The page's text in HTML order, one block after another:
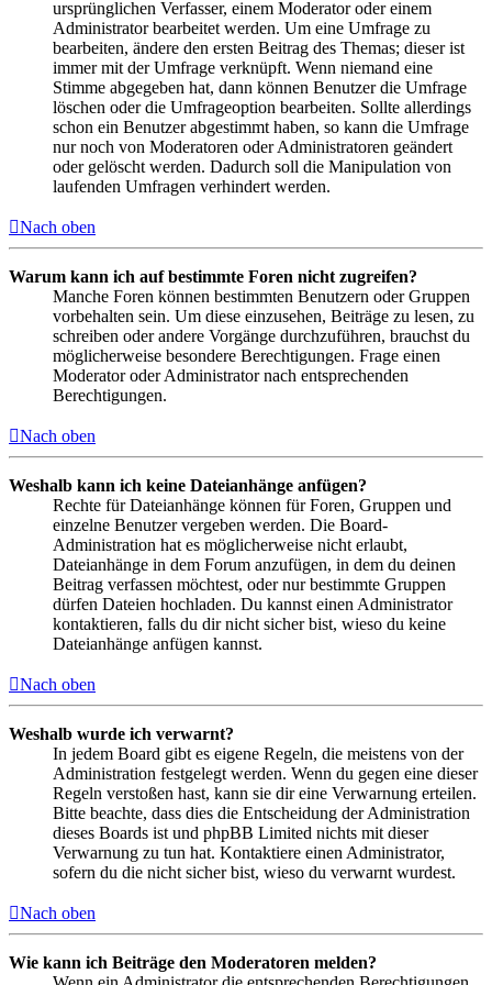
ursprünglichen Verfasser, einem Moderator oder einem
Administrator bearbeitet werden. Um eine Umfrage zu
bearbeiten, ändere den ersten Beitrag des Themas; dieser ist
immer mit der Umfrage verknüpft. Wenn niemand eine
Stimme abgegeben hat, dann können Benutzer die Umfrage
löschen oder die Umfrageoption bearbeiten. Sollte allerdings
schon ein Benutzer abgestimmt haben, so kann die Umfrage
nur noch von Moderatoren oder Administratoren geändert
oder gelöscht werden. Dadurch soll die Manipulation von
laufenden Umfragen verhindert werden.
Nach oben
Warum kann ich auf bestimmte Foren nicht zugreifen?
Manche Foren können bestimmten Benutzern oder Gruppen
vorbehalten sein. Um diese einzusehen, Beiträge zu lesen, zu
schreiben oder andere Vorgänge durchzuführen, brauchst du
möglicherweise besondere Berechtigungen. Frage einen
Moderator oder Administrator nach entsprechenden
Berechtigungen.
Nach oben
Weshalb kann ich keine Dateianhänge anfügen?
Rechte für Dateianhänge können für Foren, Gruppen und
einzelne Benutzer vergeben werden. Die Board-
Administration hat es möglicherweise nicht erlaubt,
Dateianhänge in dem Forum anzufügen, in dem du deinen
Beitrag verfassen möchtest, oder nur bestimmte Gruppen
dürfen Dateien hochladen. Du kannst einen Administrator
kontaktieren, falls du dir nicht sicher bist, wieso du keine
Dateianhänge anfügen kannst.
Nach oben
Weshalb wurde ich verwarnt?
In jedem Board gibt es eigene Regeln, die meistens von der
Administration festgelegt werden. Wenn du gegen eine dieser
Regeln verstoßen hast, kann sie dir eine Verwarnung erteilen.
Bitte beachte, dass dies die Entscheidung der Administration
dieses Boards ist und phpBB Limited nichts mit dieser
Verwarnung zu tun hat. Kontaktiere einen Administrator,
sofern du die nicht sicher bist, wieso du verwarnt wurdest.
Nach oben
Wie kann ich Beiträge den Moderatoren melden?